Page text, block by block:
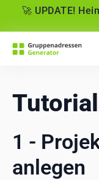
🚀 UPDATE!
1 -
anlegen